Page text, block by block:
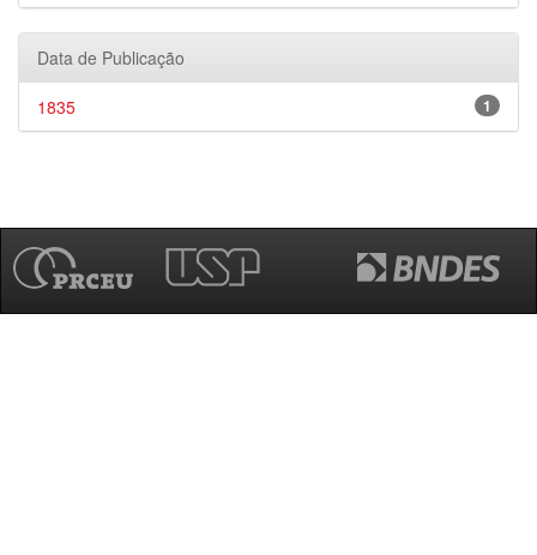
Data de Publicação
1
1835